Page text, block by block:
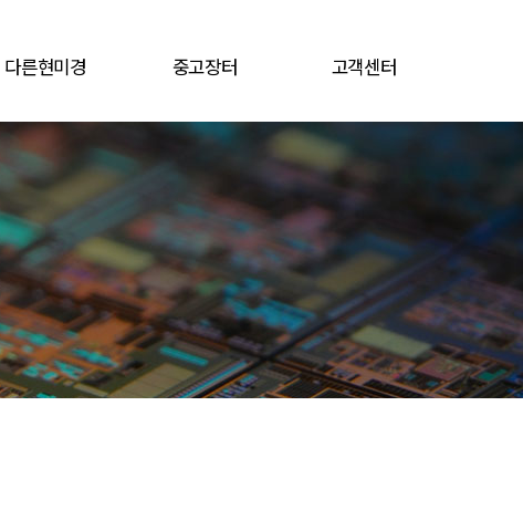
다른현미경
산업용 현미경
중고장터
견적문의
고객센터
공지사항
자료실